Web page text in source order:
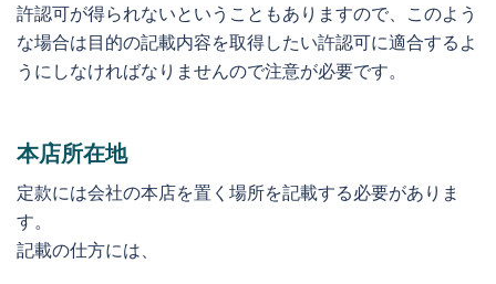
許認可が得られないということもありますので、このよう
な場合は目的の記載内容を取得したい許認可に適合するよ
うにしなければなりませんので注意が必要です。
本店所在地
定款には会社の本店を置く場所を記載する必要がありま
す。
記載の仕方には、